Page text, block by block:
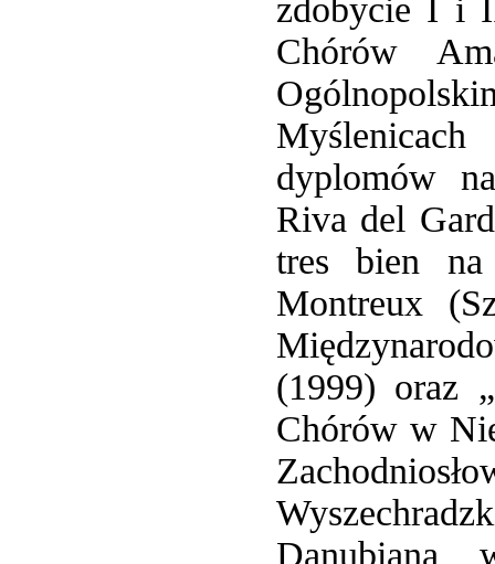
zdobycie I i
Chórów
dyplomów
Riva del
tres bien na
Montreux
(1999) oraz
Chórów w